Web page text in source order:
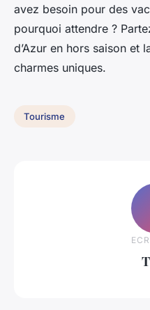
avez besoin pour des
pourquoi attendre ?
d’Azur en hors saison et
charmes uniques.
Tourisme